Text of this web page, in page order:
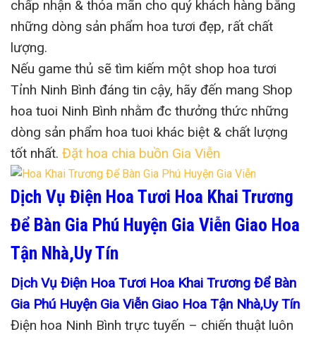
chấp nhận & thỏa mãn cho quý khách hàng bằng
những dòng sản phẩm hoa tươi đẹp, rất chất
lượng.
Nếu game thủ sẽ tìm kiếm một shop hoa tươi
Tỉnh Ninh Bình đáng tin cậy, hãy đến mang Shop
hoa tuoi Ninh Bình nhằm đc thưởng thức những
dòng sản phẩm hoa tuoi khác biệt & chất lượng
tốt nhất. Đặt hoa chia buồn Gia Viễn
Dịch Vụ Điện Hoa Tươi Hoa Khai Trương
Để Bàn Gia Phú Huyện Gia Viễn Giao Hoa
Tận Nhà,Uy Tín
Dịch Vụ Điện Hoa Tươi Hoa Khai Trương Để Bàn
Gia Phú Huyện Gia Viễn Giao Hoa Tận Nhà,Uy Tín
Điện hoa Ninh Bình trực tuyến – chiến thuật luôn